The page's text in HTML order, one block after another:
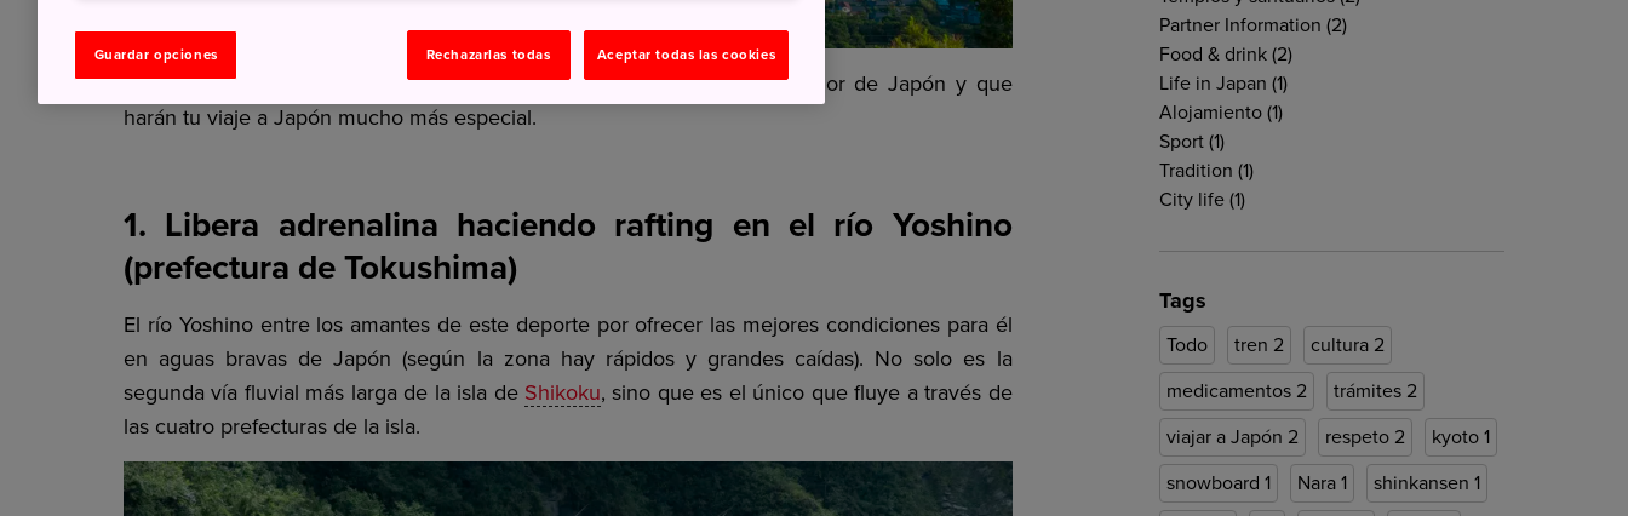
En este artículo destacamos 5 actividades para realizar en el Mar interior de Japón y que
harán tu viaje a Japón mucho más especial.
1. Libera adrenalina haciendo rafting en el río Yoshino
(prefectura de Tokushima)
El río Yoshino entre los amantes de este deporte por ofrecer las mejores condiciones para él
en aguas bravas de Japón (según la zona hay rápidos y grandes caídas). No solo es la
segunda vía fluvial más larga de la isla de Shikoku, sino que es el único que fluye a través de
las cuatro prefecturas de la isla.
Partner Information (2)
Food & drink (2)
Life in Japan (1)
Alojamiento (1)
Sport (1)
Tradition (1)
City life (1)
Tags
Todo tren 2 cultura 2
medicamentos 2 trámites 2
viajar a Japón 2 respeto 2 kyoto 1
snowboard 1 Nara 1 shinkansen 1
Guardar opciones Rechazarlas todas Aceptar todas las cookies